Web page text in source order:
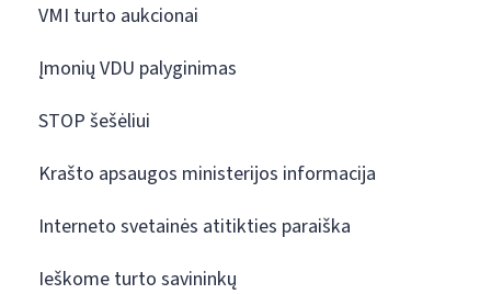
VMI turto aukcionai
Įmonių VDU palyginimas
STOP šešėliui
Krašto apsaugos ministerijos informacija
Interneto svetainės atitikties paraiška
Ieškome turto savininkų